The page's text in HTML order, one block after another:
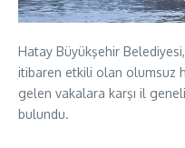
Hatay Büyükşehir
itibaren etkili olan olumsuz
gelen vakalara karşı il
bulundu.